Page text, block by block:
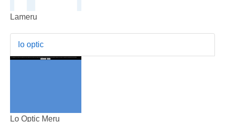
Lameru
lo optic
Lo Optic Meru